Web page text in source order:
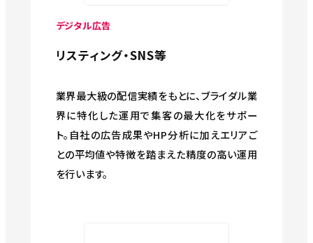
デジタル広告
リスティング・SNS等
業界最大級の配信実績をもとに、ブライダル業
界に特化した運用で集客の最大化をサポー
ト。自社の広告成果やHP分析に加えエリアご
との平均値や特徴を踏まえた精度の高い運用
を行います。